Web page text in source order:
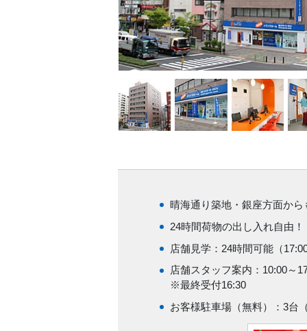
晴海通り築地・銀座方面か
24時間荷物の出し入れ自由！
店舗見学：24時間可能（
店舗スタッフ案内：10:00～
※最終受付16:30
お客様駐車場（無料）：3台